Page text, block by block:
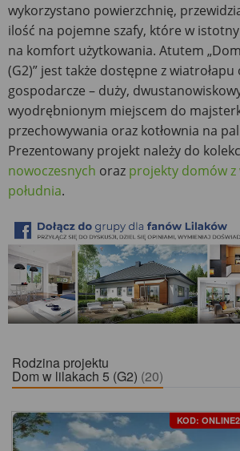
wykorzystano powierzchnię,
ilość na pojemne szafy, które w
na komfort użytkowania. Atutem
(G2)” jest także dostępne z wiatrołapu
gospodarcze – duży,
wyodrębnionym miejscem do
przechowywania oraz kotłownia na
Prezentowany projekt należy do
nowoczesnych oraz projekty domów z
południa.
Rodzina projektu
Dom w lilakach 5 (G2) (20)
KOD: